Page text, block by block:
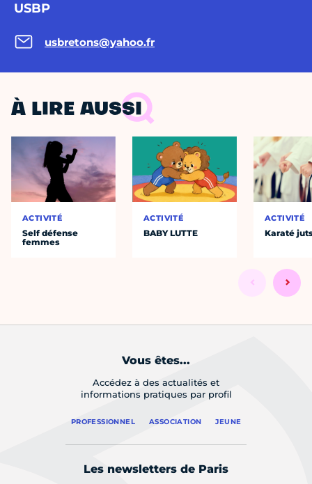
USBP
usbretons@yahoo.fr
À LIRE AUSSI
ACTIVITÉ
Self défense
femmes
ACTIVITÉ
BABY LUTTE
ACTIVITÉ
Karaté
Vous êtes...
Accédez à des actualités et
informations pratiques par profil
PROFESSIONNEL ASSOCIATION JEUNE
Les newsletters de Paris